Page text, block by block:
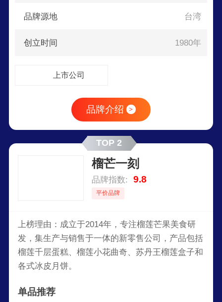
品牌源地 台湾
创立时间 1980年
上市公司
品牌介绍 >
TOP 2
榴芒一刻
品牌指数: 9.8
平价品牌
上榜理由：成立于2014年，专注榴莲芒果美食研
发，集生产与销售于一体的新零售公司，产品包括
榴莲千层蛋糕、榴莲小花曲奇、苏丹王榴莲盒子和
各式冰皮月饼。
单品推荐